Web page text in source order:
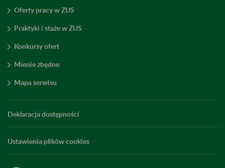
Oferty pracy w ZUS
Praktyki i staże w ZUS
Konkursy ofert
Mienie zbędne
Mapa serwisu
Deklaracja dostępności
Ustawienia plików cookies